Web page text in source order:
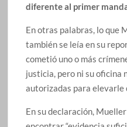
diferente al primer
En otras palabras, lo que
también se leía en su
cometió uno o más
justicia, pero ni su oficina
autorizadas para elevarle
En su declaración,